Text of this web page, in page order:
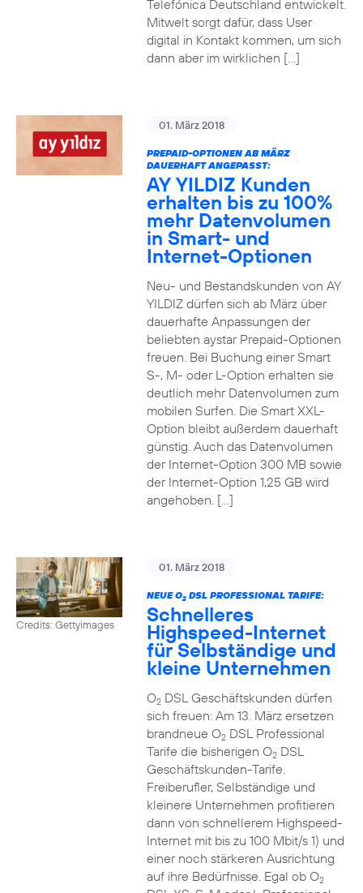
Telefónica Deutschland entwickelt.
Mitwelt sorgt dafür, dass User
digital in Kontakt kommen, um sich
dann aber im wirklichen […]
01. März 2018
PREPAID-OPTIONEN AB MÄRZ
DAUERHAFT ANGEPASST:
AY YILDIZ Kunden
erhalten bis zu 100%
mehr Datenvolumen
in Smart- und
Internet-Optionen
Neu- und Bestandskunden von AY
YILDIZ dürfen sich ab März über
dauerhafte Anpassungen der
beliebten aystar Prepaid-Optionen
freuen. Bei Buchung einer Smart
S-, M- oder L-Option erhalten sie
deutlich mehr Datenvolumen zum
mobilen Surfen. Die Smart XXL-
Option bleibt außerdem dauerhaft
günstig. Auch das Datenvolumen
der Internet-Option 300 MB sowie
der Internet-Option 1,25 GB wird
angehoben. […]
Credits: Gettyimages
01. März 2018
NEUE O2DSL PROFESSIONAL TARIFE:
Schnelleres
Highspeed-Internet
für Selbständige und
kleine Unternehmen
O2DSL Geschäftskunden dürfen
sich freuen: Am 13. März ersetzen
brandneue O2DSL Professional
Tarife die bisherigen O2DSL
Geschäftskunden-Tarife.
Freiberufler, Selbständige und
kleinere Unternehmen profitieren
dann von schnellerem Highspeed-
Internet mit bis zu 100 Mbit/s 1) und
einer noch stärkeren Ausrichtung
auf ihre Bedürfnisse. Egal ob O2